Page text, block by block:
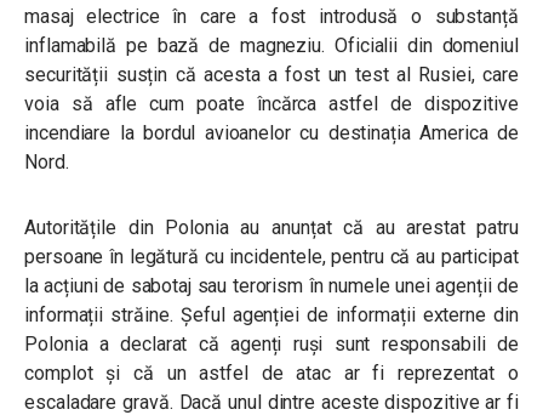
masaj electrice în care a fost introdusă o substanță
inflamabilă pe bază de magneziu. Oficialii din domeniul
securității susțin că acesta a fost un test al Rusiei, care
voia să afle cum poate încărca astfel de dispozitive
incendiare la bordul avioanelor cu destinația America de
Nord.
Autoritățile din Polonia au anunțat că au arestat patru
persoane în legătură cu incidentele, pentru că au participat
la acțiuni de sabotaj sau terorism în numele unei agenții de
informații străine. Șeful agenției de informații externe din
Polonia a declarat că agenți ruși sunt responsabili de
complot și că un astfel de atac ar fi reprezentat o
escaladare gravă. Dacă unul dintre aceste dispozitive ar fi